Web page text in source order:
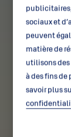
sociaux et
peuvent
matière de
utilisons
à des fins
savoir plus